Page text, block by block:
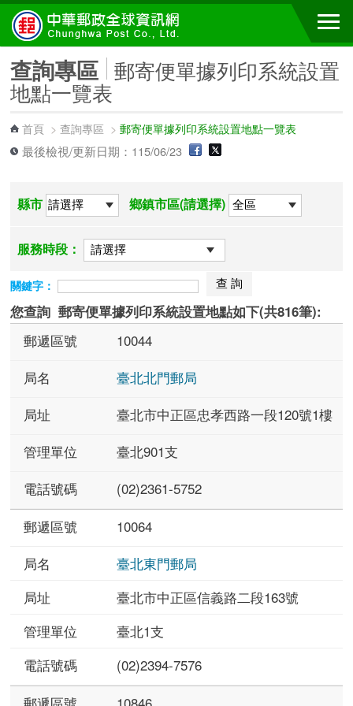
跳到主要內容區塊
查詢專區 郵寄便單據列印系統設置
地點一覽表
首頁 >查詢專區 >郵寄便單據列印系統設置地點一覽表
最後檢視/更新日期：115/06/23
縣市 鄉鎮市區(請選擇)
服務時段：
關鍵字：
您查詢 郵寄便單據列印系統設置地點如下(共816筆):
10044
臺北北門郵局
臺北市中正區忠孝西路一段120號1樓
臺北901支
(02)2361-5752
10064
臺北東門郵局
臺北市中正區信義路二段163號
臺北1支
(02)2394-7576